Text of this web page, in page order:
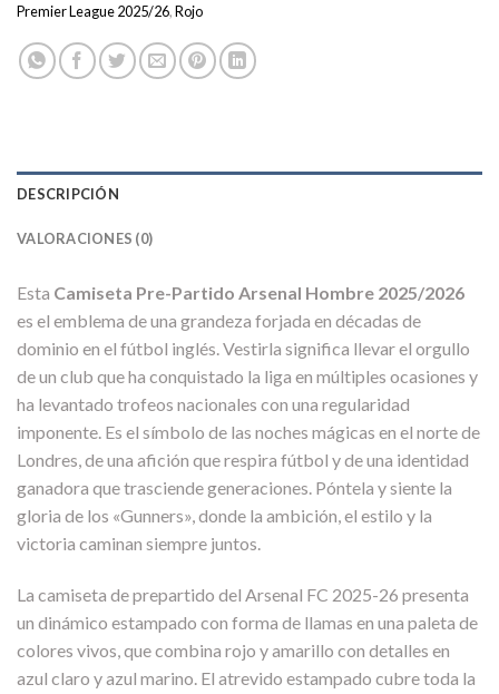
Premier League 2025/26,Rojo
DESCRIPCIÓN
VALORACIONES (0)
Esta Camiseta Pre-Partido Arsenal Hombre 2025/2026
es el emblema de una grandeza forjada en décadas de
dominio en el fútbol inglés. Vestirla significa llevar el orgullo
de un club que ha conquistado la liga en múltiples ocasiones y
ha levantado trofeos nacionales con una regularidad
imponente. Es el símbolo de las noches mágicas en el norte de
Londres, de una afición que respira fútbol y de una identidad
ganadora que trasciende generaciones. Póntela y siente la
gloria de los «Gunners», donde la ambición, el estilo y la
victoria caminan siempre juntos.
La camiseta de prepartido del Arsenal FC 2025-26 presenta
un dinámico estampado con forma de llamas en una paleta de
colores vivos, que combina rojo y amarillo con detalles en
azul claro y azul marino. El atrevido estampado cubre toda la